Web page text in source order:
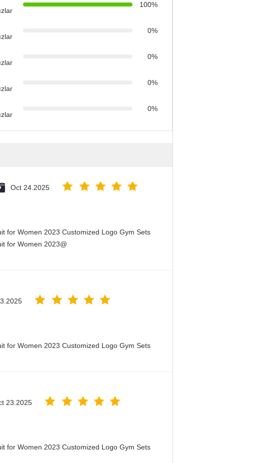
100%
0%
0%
0%
0%
Oct 24.2025
for Women 2023 Customized Logo Gym Sets
for Women 2023@
for Women 2023 Customized Logo Gym Sets
23.2025
for Women 2023 Customized Logo Gym Sets